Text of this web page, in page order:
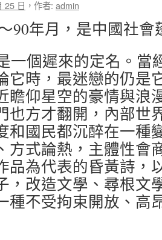
25 日 ， 作者: admin
90年月，是中國社
一個遲來的定名。當
它時，最迷戀的仍是
瞻仰星空的豪情與浪
也方才翻開，內部世
和國民都沉醉在一種
方式論熱，主體性會
品為代表的昏黃詩，
，改造文學、尋根文
種不受拘束開放、高